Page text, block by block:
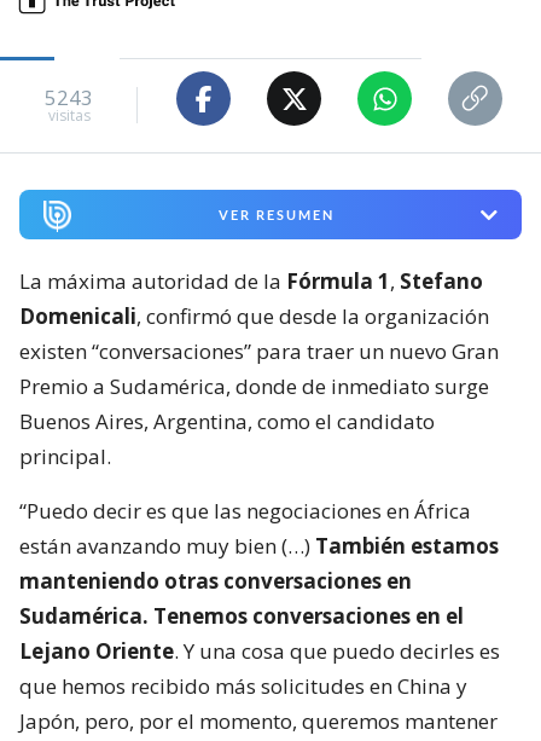
5243
visitas
VER RESUMEN
La máxima autoridad de la Fórmula 1, Stefano
Domenicali, confirmó que desde la organización
existen “conversaciones” para traer un nuevo Gran
Premio a Sudamérica, donde de inmediato surge
Buenos Aires, Argentina, como el candidato
principal.
“Puedo decir es que las negociaciones en África
están avanzando muy bien (…) También estamos
manteniendo otras conversaciones en
Sudamérica. Tenemos conversaciones en el
Lejano Oriente. Y una cosa que puedo decirles es
que hemos recibido más solicitudes en China y
Japón, pero, por el momento, queremos mantener